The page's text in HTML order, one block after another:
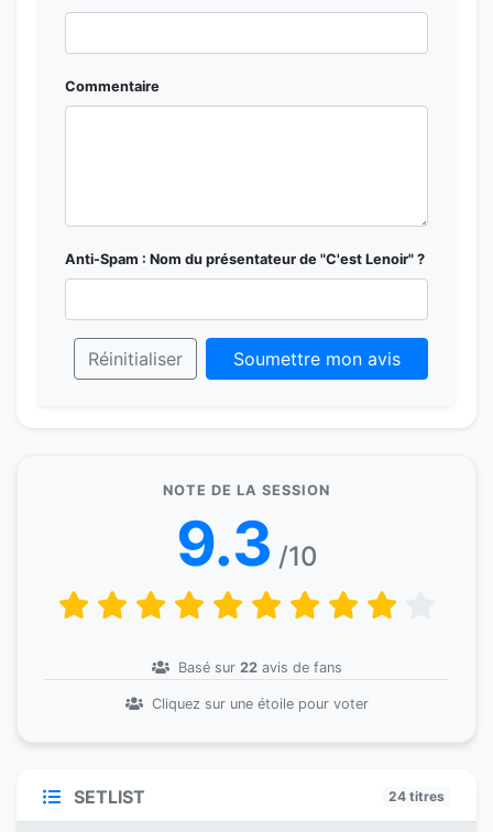
Commentaire
Anti-Spam : Nom du présentateur de "C'est Lenoir" ?
Réinitialiser Soumettre mon avis
NOTE DE LA SESSION
9.3 /10
Basé sur 22avis de fans
Cliquez sur une étoile pour voter
SETLIST 24 titres